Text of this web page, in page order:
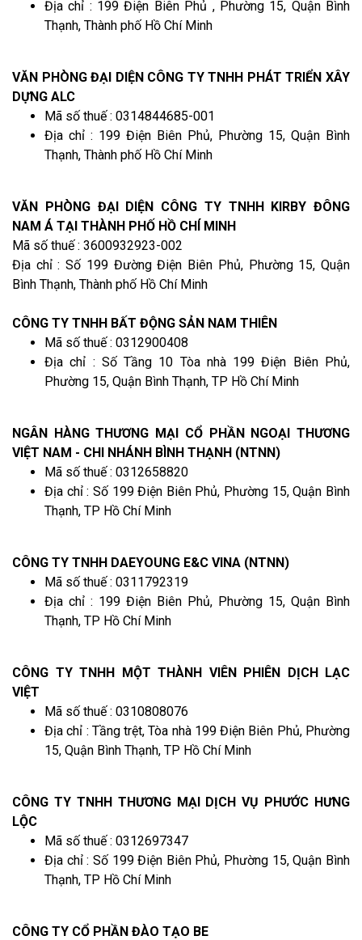
Địa chỉ : 199 Điện Biên Phủ , Phường 15, Quận Bình
Thạnh, Thành phố Hồ Chí Minh
VĂN PHÒNG ĐẠI DIỆN CÔNG TY TNHH PHÁT TRIỂN XÂY
DỰNG ALC
Mã số thuế : 0314844685-001
Địa chỉ : 199 Điện Biên Phủ, Phường 15, Quận Bình
Thạnh, Thành phố Hồ Chí Minh
VĂN PHÒNG ĐẠI DIỆN CÔNG TY TNHH KIRBY ĐÔNG
NAM Á TẠI THÀNH PHỐ HỒ CHÍ MINH
Mã số thuế : 3600932923-002
Địa chỉ : Số 199 Đường Điện Biên Phủ, Phường 15, Quận
Bình Thạnh, Thành phố Hồ Chí Minh
CÔNG TY TNHH BẤT ĐỘNG SẢN NAM THIÊN
Mã số thuế : 0312900408
Địa chỉ : Số Tầng 10 Tòa nhà 199 Điện Biên Phủ,
Phường 15, Quận Bình Thạnh, TP Hồ Chí Minh
NGÂN HÀNG THƯƠNG MẠI CỔ PHẦN NGOẠI THƯƠNG
VIỆT NAM - CHI NHÁNH BÌNH THẠNH (NTNN)
Mã số thuế : 0312658820
Địa chỉ : Số 199 Điện Biên Phủ, Phường 15, Quận Bình
Thạnh, TP Hồ Chí Minh
CÔNG TY TNHH DAEYOUNG E&C VINA (NTNN)
Mã số thuế : 0311792319
Địa chỉ : 199 Điện Biên Phủ, Phường 15, Quận Bình
Thạnh, TP Hồ Chí Minh
CÔNG TY TNHH MỘT THÀNH VIÊN PHIÊN DỊCH LẠC
VIỆT
Mã số thuế : 0310808076
Địa chỉ : Tầng trệt, Tòa nhà 199 Điện Biên Phủ, Phường
15, Quận Bình Thạnh, TP Hồ Chí Minh
CÔNG TY TNHH THƯƠNG MẠI DỊCH VỤ PHƯỚC HƯNG
LỘC
Mã số thuế : 0312697347
Địa chỉ : Số 199 Điện Biên Phủ, Phường 15, Quận Bình
Thạnh, TP Hồ Chí Minh
CÔNG TY CỔ PHẦN ĐÀO TẠO BE